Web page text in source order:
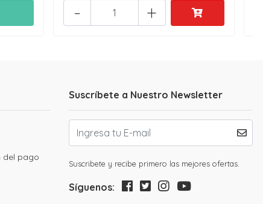
+
-
del pago
Suscríbete a Nuestro Newsletter
Suscribete y recibe primero las mejores ofertas.
Síguenos: